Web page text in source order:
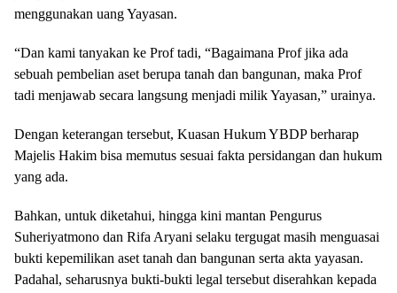
menggunakan uang Yayasan.
“Dan kami tanyakan ke Prof tadi, “Bagaimana Prof jika ada
sebuah pembelian aset berupa tanah dan bangunan, maka Prof
tadi menjawab secara langsung menjadi milik Yayasan,” urainya.
Dengan keterangan tersebut, Kuasan Hukum YBDP berharap
Majelis Hakim bisa memutus sesuai fakta persidangan dan hukum
yang ada.
Bahkan, untuk diketahui, hingga kini mantan Pengurus
Suheriyatmono dan Rifa Aryani selaku tergugat masih menguasai
bukti kepemilikan aset tanah dan bangunan serta akta yayasan.
Padahal, seharusnya bukti-bukti legal tersebut diserahkan kepada